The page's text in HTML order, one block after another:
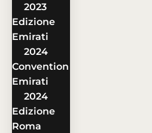
2023
Edizione
Emirati
2024
Convention
Emirati
2024
Edizione
Roma